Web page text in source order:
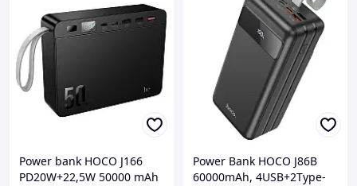
Power bank HOCO J166
PD20W+22,5W 50000 mAh
Power Bank HOCO J86B
60000mAh, 4USB+2Type-